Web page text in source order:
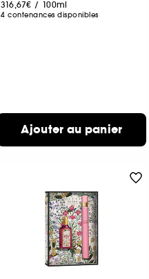
316,67€ / 100ml
4 contenances disponibles
Ajouter au panier